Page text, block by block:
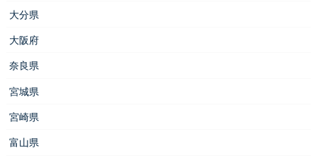
大分県
大阪府
奈良県
宮城県
宮崎県
富山県